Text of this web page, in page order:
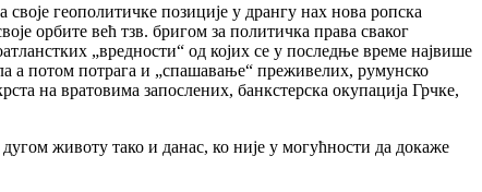
геополитичке позиције у дрангу нах нова ропска
орбите већ тзв. бригом за политичка права сваког
„вредности“ од којих се у последње време највише
а потом потрага и „спашавање“ преживелих, румунско
на вратовима запослених, банкстерска окупација Грчке,
животу тако и данас, ко није у могућности да докаже